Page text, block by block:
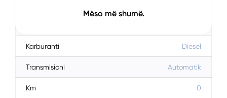
Karburanti Diesel
Transmisioni Automatik
Km 0
Mëso më shumë.